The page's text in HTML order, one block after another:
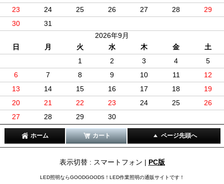
23
24 25 26 27 28
29
30
31
2026年9月
日
月 火 水 木 金
土
1
2 3 4
5
6
7 8 9 10 11
12
13
14 15 16 17 18
19
20
21 22 23 24 25
26
27
28 29 30
ホーム カート ページ先頭へ
表示切替 : スマートフォン | PC版
LED照明ならGOODGOODS！LED作業照明の通販サイトです！